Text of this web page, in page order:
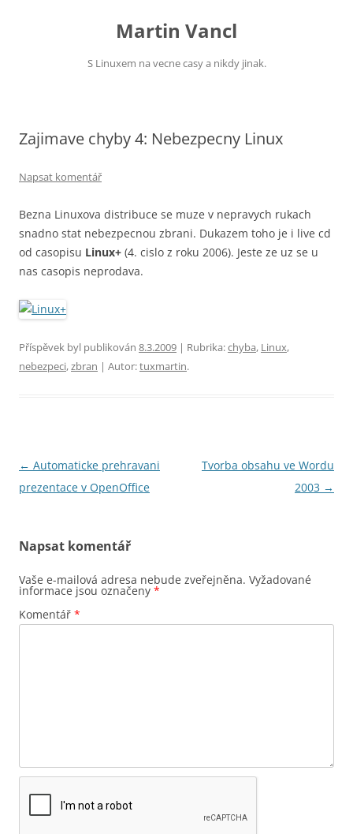
Martin Vancl
S Linuxem na vecne casy a nikdy jinak.
Zajimave chyby 4: Nebezpecny Linux
Napsat komentář
Bezna Linuxova distribuce se muze v nepravych rukach
snadno stat nebezpecnou zbrani. Dukazem toho je i live cd
od casopisu Linux+ (4. cislo z roku 2006). Jeste ze uz se u
nas casopis neprodava.
Příspěvek byl publikován 8.3.2009 | Rubrika:chyba, Linux,
nebezpeci,zbran | Autor:tuxmartin.
Navigace
pro
← Automaticke prehravani
prezentace v OpenOffice
Tvorba obsahu ve Wordu
2003 →
Napsat komentář
Vaše e-mailová adresa nebude zveřejněna. Vyžadované
informace jsou označeny *
Komentář *